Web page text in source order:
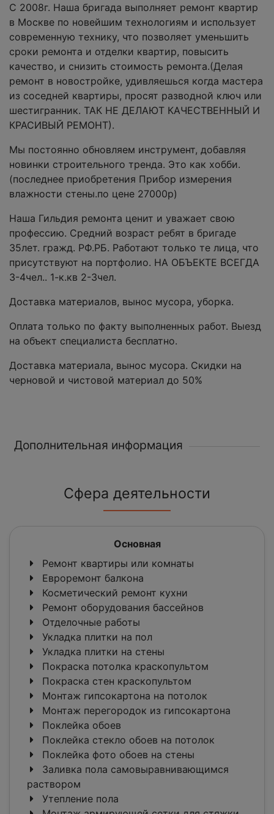
С 2008г. Наша бригада выполняет ремонт квартир
в Москве по новейшим технологиям и использует
современную технику, что позволяет уменьшить
сроки ремонта и отделки квартир, повысить
качество, и снизить стоимость ремонта.(Делая
ремонт в новостройке, удивляешься когда мастера
из соседней квартиры, просят разводной ключ или
шестигранник. ТАК НЕ ДЕЛАЮТ КАЧЕСТВЕННЫЙ И
КРАСИВЫЙ РЕМОНТ).
Мы постоянно обновляем инструмент, добавляя
новинки строительного тренда. Это как хобби.
(последнее приобретения Прибор измерения
влажности стены.по цене 27000р)
Наша Гильдия ремонта ценит и уважает свою
профессию. Средний возраст ребят в бригаде
35лет. гражд. РФ.РБ. Работают только те лица, что
присутствуют на портфолио. НА ОБЪЕКТЕ ВСЕГДА
3-4чел.. 1-к.кв 2-3чел.
Доставка материалов, вынос мусора, уборка.
Оплата только по факту выполненных работ. Выезд
на объект специалиста бесплатно.
Доставка материала, вынос мусора. Скидки на
черновой и чистовой материал до 50%
Дополнительная информация
Сфера деятельности
Основная
Ремонт квартиры или комнаты
Евроремонт балкона
Косметический ремонт кухни
Ремонт оборудования бассейнов
Отделочные работы
Укладка плитки на пол
Укладка плитки на стены
Покраска потолка краскопультом
Покраска стен краскопультом
Монтаж гипсокартона на потолок
Монтаж перегородок из гипсокартона
Поклейка обоев
Поклейка стекло обоев на потолок
Поклейка фото обоев на стены
Заливка пола самовыравнивающимся
раствором
Утепление пола